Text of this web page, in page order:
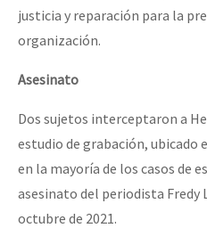
Fotorreportaje
Video
Otras secciones
Semillero Guerra contra la
la naturaleza bajo asedio)
Libros para descargar
Medios Libres
[25 abr – CDMX] Tokín por el
justicia y reparación para la
organización.
Asesinato
Dos sujetos interceptaron a
estudio de grabación, ubicado
en la mayoría de los casos de
asesinato del periodista Fredy
octubre de 2021.